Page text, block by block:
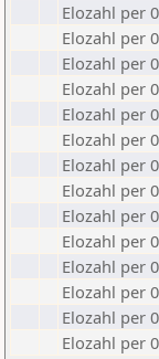
Elozahl per
Elozahl per
Elozahl per
Elozahl per
Elozahl per
Elozahl per
Elozahl per
Elozahl per
Elozahl per
Elozahl per
Elozahl per
Elozahl per
Elozahl per
Elozahl per